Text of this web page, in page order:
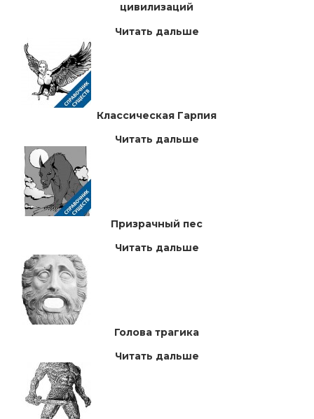
цивилизаций
Читать дальше
Классическая Гарпия
Читать дальше
Призрачный пес
Читать дальше
Голова трагика
Читать дальше